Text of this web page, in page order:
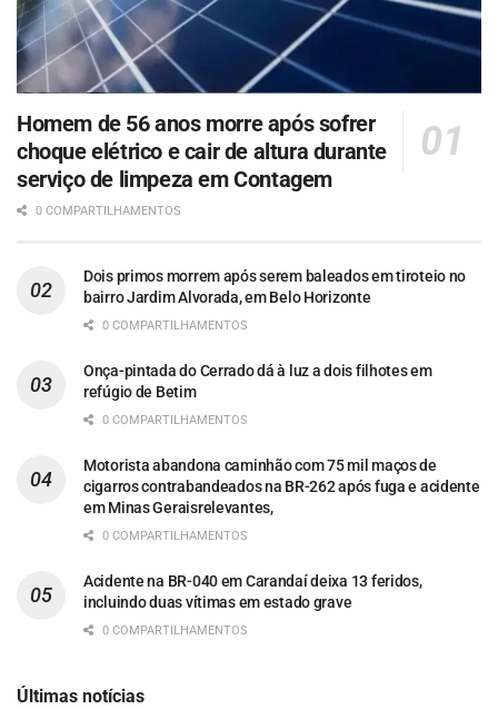
Homem de 56 anos morre após sofrer
choque elétrico e cair de altura durante
serviço de limpeza em Contagem
0 COMPARTILHAMENTOS
Dois primos morrem após serem baleados em tiroteio no
bairro Jardim Alvorada, em Belo Horizonte
0 COMPARTILHAMENTOS
Onça-pintada do Cerrado dá à luz a dois filhotes em
refúgio de Betim
0 COMPARTILHAMENTOS
Motorista abandona caminhão com 75 mil maços de
cigarros contrabandeados na BR-262 após fuga e acidente
em Minas Geraisrelevantes,
0 COMPARTILHAMENTOS
Acidente na BR-040 em Carandaí deixa 13 feridos,
incluindo duas vítimas em estado grave
0 COMPARTILHAMENTOS
Últimas notícias